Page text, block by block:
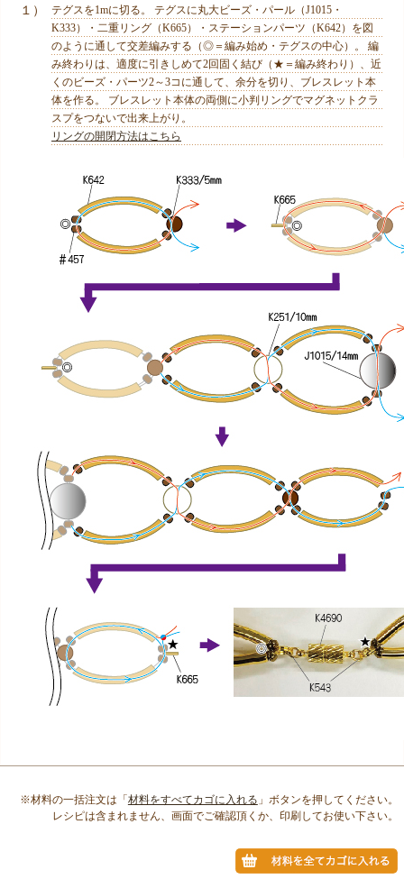
１）
テグスを1mに切る。 テグスに丸大ビーズ・パール（J1015・
K333）・二重リング（K665）・ステーションパーツ（K642）を図
のように通して交差編みする（◎＝編み始め・テグスの中心）。 編
み終わりは、適度に引きしめて2回固く結び（★＝編み終わり）、近
くのビーズ・パーツ2～3コに通して、余分を切り、ブレスレット本
体を作る。 ブレスレット本体の両側に小判リングでマグネットクラ
スプをつないで出来上がり。
リングの開閉方法はこちら
※材料の一括注文は「材料をすべてカゴに入れる 」ボタンを押してください。
レシピは含まれません、画面でご確認頂くか、印刷してお使い下さい。